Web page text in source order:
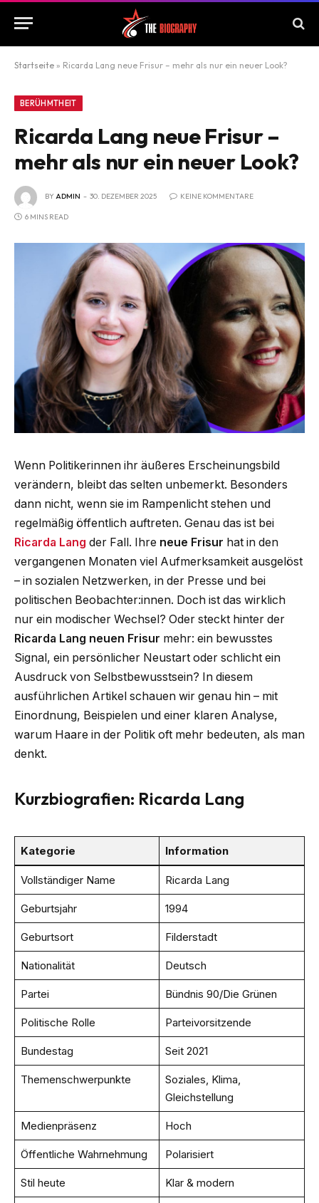
Startseite » Ricarda Lang neue Frisur – mehr als nur ein neuer Look?
BERÜHMTHEIT
Ricarda Lang neue Frisur –
mehr als nur ein neuer Look?
BYADMIN 30. DEZEMBER 2025 KEINE KOMMENTARE
6 MINS READ
Wenn Politikerinnen ihr äußeres Erscheinungsbild
verändern, bleibt das selten unbemerkt. Besonders
dann nicht, wenn sie im Rampenlicht stehen und
regelmäßig öffentlich auftreten. Genau das ist bei
Ricarda Lang der Fall. Ihre neue Frisur hat in den
vergangenen Monaten viel Aufmerksamkeit ausgelöst
– in sozialen Netzwerken, in der Presse und bei
politischen Beobachter:innen. Doch ist das wirklich
nur ein modischer Wechsel? Oder steckt hinter der
Ricarda Lang neuen Frisur mehr: ein bewusstes
Signal, ein persönlicher Neustart oder schlicht ein
Ausdruck von Selbstbewusstsein? In diesem
ausführlichen Artikel schauen wir genau hin – mit
Einordnung, Beispielen und einer klaren Analyse,
warum Haare in der Politik oft mehr bedeuten, als man
denkt.
Kurzbiografien: Ricarda Lang
Kategorie Information
Vollständiger Name Ricarda Lang
Geburtsjahr 1994
Geburtsort Filderstadt
Nationalität Deutsch
Partei Bündnis 90/Die Grünen
Politische Rolle Parteivorsitzende
Bundestag Seit 2021
Themenschwerpunkte
Soziales, Klima,
Gleichstellung
Medienpräsenz Hoch
Öffentliche Wahrnehmung Polarisiert
Stil heute Klar & modern